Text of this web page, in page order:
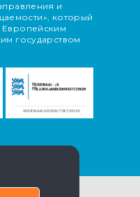
и
который
Европейским
государством